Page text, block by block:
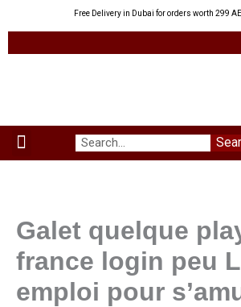
to
content
Free Delivery in Dubai for orders worth 299
Menu
Galet quelque
france login peu
emploi pour